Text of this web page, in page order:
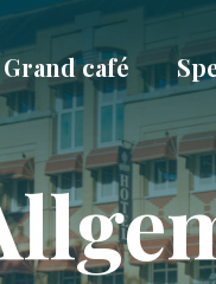
Grand café